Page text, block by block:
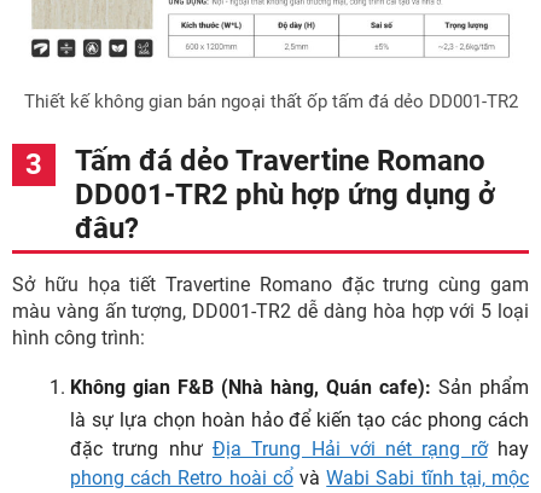
Thiết kế không gian bán ngoại thất ốp tấm đá dẻo DD001-TR2
Tấm đá dẻo Travertine Romano
DD001-TR2 phù hợp ứng dụng ở
đâu?
Sở hữu họa tiết Travertine Romano đặc trưng cùng gam
màu vàng ấn tượng, DD001-TR2 dễ dàng hòa hợp với 5 loại
hình công trình:
Không gian F&B (Nhà hàng, Quán cafe): Sản phẩm
là sự lựa chọn hoàn hảo để kiến tạo các phong cách
đặc trưng như Địa Trung Hải với nét rạng rỡhay
phong cách Retro hoài cổvàWabi Sabi tĩnh tại, mộc